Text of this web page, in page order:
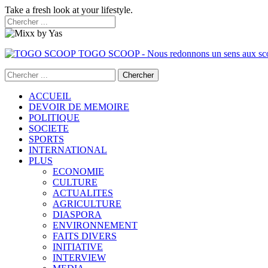
Take a fresh look at your lifestyle.
TOGO SCOOP - Nous redonnons un sens aux
ACCUEIL
DEVOIR DE MEMOIRE
POLITIQUE
SOCIETE
SPORTS
INTERNATIONAL
PLUS
ECONOMIE
CULTURE
ACTUALITES
AGRICULTURE
DIASPORA
ENVIRONNEMENT
FAITS DIVERS
INITIATIVE
INTERVIEW